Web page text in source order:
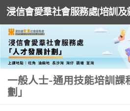
Skip to content
一般人士-通用技能培訓課
劃」